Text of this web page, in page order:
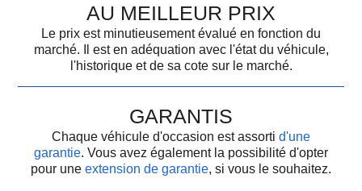
AU MEILLEUR PRIX
Le prix est minutieusement évalué en fonction du
marché. Il est en adéquation avec l'état du véhicule,
l'historique et de sa cote sur le marché.
GARANTIS
Chaque véhicule d'occasion est assorti d'une
garantie. Vous avez également la possibilité d'opter
pour une extension de garantie, si vous le souhaitez.